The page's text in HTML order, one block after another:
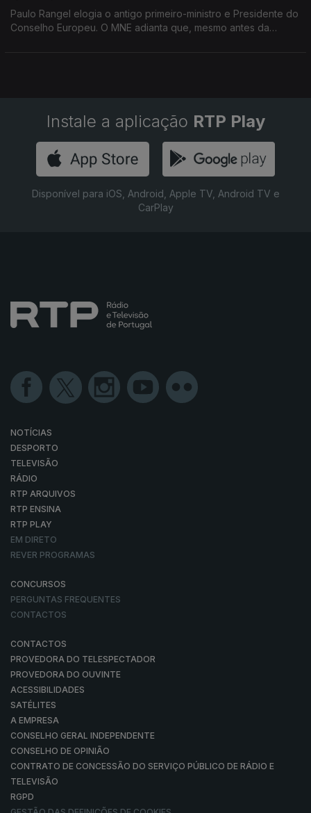
Paulo Rangel elogia o antigo primeiro-ministro e Presidente do
Conselho Europeu. O MNE adianta que, mesmo antes da
Instale a aplicação RTP Play
Disponível para iOS, Android, Apple TV, Android TV e
CarPlay
NOTÍCIAS
DESPORTO
TELEVISÃO
RÁDIO
RTP ARQUIVOS
RTP ENSINA
RTP PLAY
EM DIRETO
REVER PROGRAMAS
CONCURSOS
PERGUNTAS FREQUENTES
CONTACTOS
CONTACTOS
PROVEDORA DO TELESPECTADOR
PROVEDORA DO OUVINTE
ACESSIBILIDADES
SATÉLITES
A EMPRESA
CONSELHO GERAL INDEPENDENTE
CONSELHO DE OPINIÃO
CONTRATO DE CONCESSÃO DO SERVIÇO PÚBLICO DE RÁDIO E
TELEVISÃO
RGPD